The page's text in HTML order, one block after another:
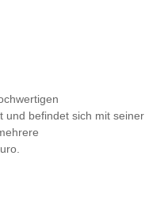
und befindet sich mit seiner